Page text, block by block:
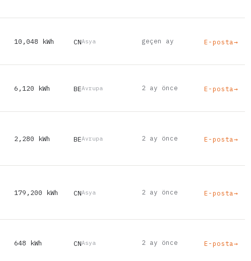
10,048 kWh CNAsya geçen ay E-posta→
6,120 kWh BEAvrupa 2 ay önce E-posta→
2,280 kWh BEAvrupa 2 ay önce E-posta→
179,200 kWh CNAsya 2 ay önce E-posta→
648 kWh CNAsya 2 ay önce E-posta→